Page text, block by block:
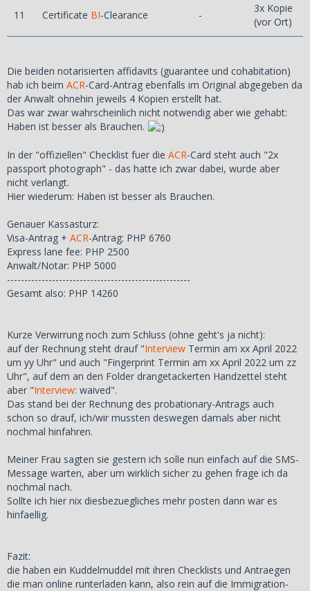
11 Certificate BI-Clearance -
3x Kopie
(vor Ort)
Die beiden notarisierten affidavits (guarantee und cohabitation)
hab ich beim ACR-Card-Antrag ebenfalls im Original abgegeben da
der Anwalt ohnehin jeweils 4 Kopien erstellt hat.
Das war zwar wahrscheinlich nicht notwendig aber wie gehabt:
Haben ist besser als Brauchen.
In der "offiziellen" Checklist fuer die ACR-Card steht auch "2x
passport photograph" - das hatte ich zwar dabei, wurde aber
nicht verlangt.
Hier wiederum: Haben ist besser als Brauchen.
Genauer Kassasturz:
Visa-Antrag + ACR-Antrag: PHP 6760
Express lane fee: PHP 2500
Anwalt/Notar: PHP 5000
-----------------------------------------------------
Gesamt also: PHP 14260
Kurze Verwirrung noch zum Schluss (ohne geht's ja nicht):
auf der Rechnung steht drauf "Interview Termin am xx April 2022
um yy Uhr" und auch "Fingerprint Termin am xx April 2022 um zz
Uhr", auf dem an den Folder drangetackerten Handzettel steht
aber "Interview: waived".
Das stand bei der Rechnung des probationary-Antrags auch
schon so drauf, ich/wir mussten deswegen damals aber nicht
nochmal hinfahren.
Meiner Frau sagten sie gestern ich solle nun einfach auf die SMS-
Message warten, aber um wirklich sicher zu gehen frage ich da
nochmal nach.
Sollte ich hier nix diesbezuegliches mehr posten dann war es
hinfaellig.
Fazit:
die haben ein Kuddelmuddel mit ihren Checklists und Antraegen
die man online runterladen kann, also rein auf die Immigration-